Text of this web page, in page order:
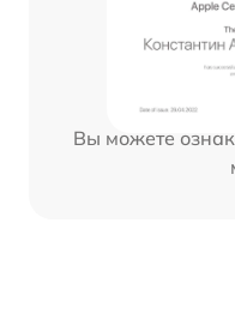
Вы можете